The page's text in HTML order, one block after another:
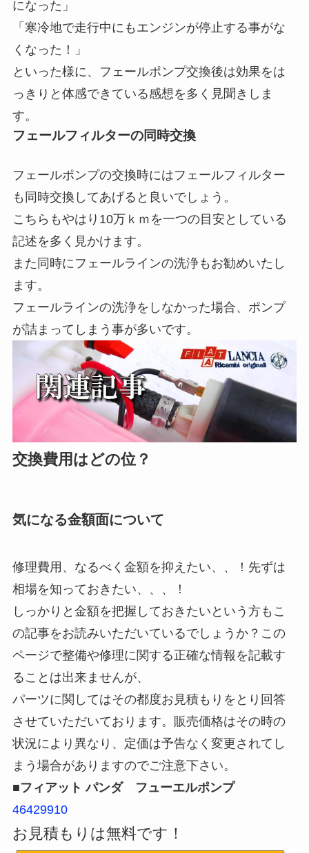
になった」
「寒冷地で走行中にもエンジンが停止する事がな
くなった！」
といった様に、フェールポンプ交換後は効果をは
っきりと体感できている感想を多く見聞きしま
す。
フェールフィルターの同時交換
フェールポンプの交換時にはフェールフィルター
も同時交換してあげると良いでしょう。
こちらもやはり10万ｋｍを一つの目安としている
記述を多く見かけます。
また同時にフェールラインの洗浄もお勧めいたし
ます。
フェールラインの洗浄をしなかった場合、ポンプ
が詰まってしまう事が多いです。
交換費用はどの位？
気になる金額面について
修理費用、なるべく金額を抑えたい、、！先ずは
相場を知っておきたい、、、！
しっかりと金額を把握しておきたいという方もこ
の記事をお読みいただいているでしょうか？この
ページで整備や修理に関する正確な情報を記載す
ることは出来ませんが、
パーツに関してはその都度お見積もりをとり回答
させていただいております。販売価格はその時の
状況により異なり、定価は予告なく変更されてし
まう場合がありますのでご注意下さい。
■フィアット パンダ フューエルポンプ
46429910
お見積もりは無料です！